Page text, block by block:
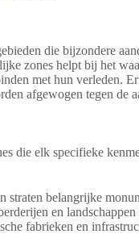
die bijzondere
zones helpt bij het
met hun verleden.
afgewogen tegen de
die elk specifieke
straten belangrijke
en
fabrieken en